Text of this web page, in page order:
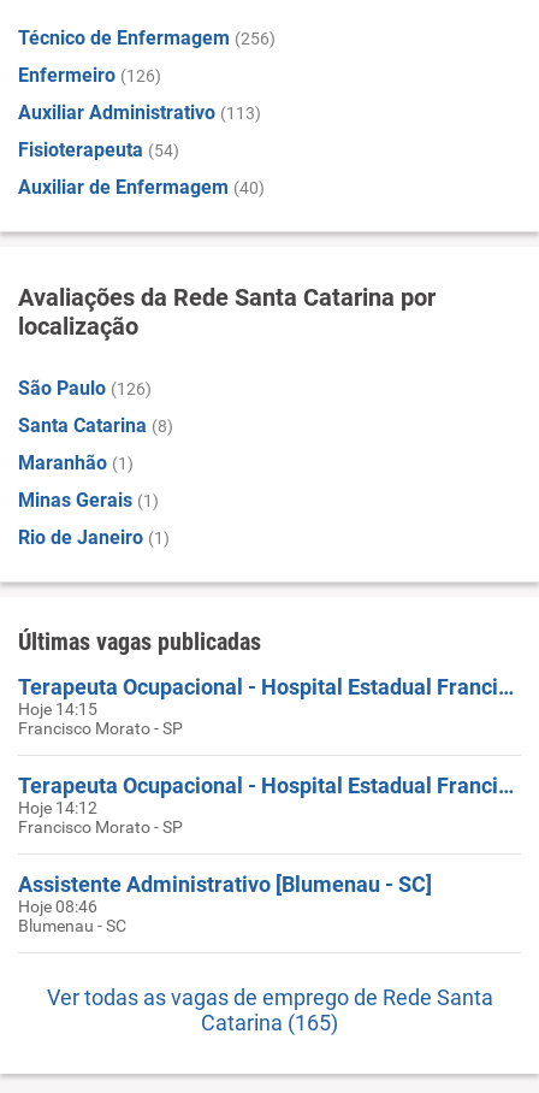
Técnico de Enfermagem (256)
Enfermeiro (126)
Auxiliar Administrativo (113)
Fisioterapeuta (54)
Auxiliar de Enfermagem (40)
Avaliações da Rede Santa Catarina por
localização
São Paulo (126)
Santa Catarina (8)
Maranhão (1)
Minas Gerais (1)
Rio de Janeiro (1)
Últimas vagas publicadas
Terapeuta Ocupacional - Hospital Estadual Francisco Morato - LACAZ
Hoje 14:15
Francisco Morato - SP
Terapeuta Ocupacional - Hospital Estadual Francisco Morato - LACAZ
Hoje 14:12
Francisco Morato - SP
Assistente Administrativo [Blumenau - SC]
Hoje 08:46
Blumenau - SC
Ver todas as vagas de emprego de Rede Santa
Catarina (165)